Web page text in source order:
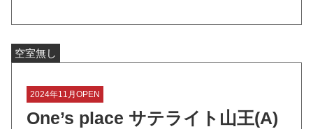
空室無し
2024年11月OPEN
One’s place サテライト山王(A)